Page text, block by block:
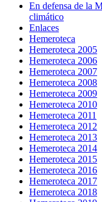
En defensa de la
climático
Enlaces
Hemeroteca
Hemeroteca 2005
Hemeroteca 2006
Hemeroteca 2007
Hemeroteca 2008
Hemeroteca 2009
Hemeroteca 2010
Hemeroteca 2011
Hemeroteca 2012
Hemeroteca 2013
Hemeroteca 2014
Hemeroteca 2015
Hemeroteca 2016
Hemeroteca 2017
Hemeroteca 2018